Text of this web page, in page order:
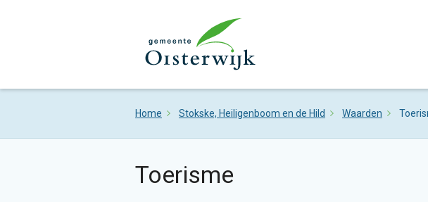
Home Stokske, Heiligenboom en de Hild Waarden
Toerisme